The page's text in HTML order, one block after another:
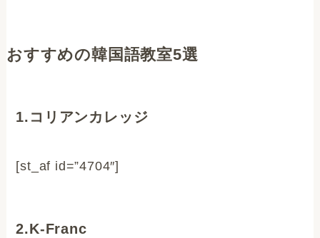
おすすめの韓国語教室5選
1.コリアンカレッジ
[st_af id=”4704″]
2.K-Franc